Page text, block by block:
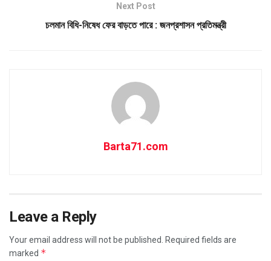
Next Post
চলমান বিধি-নিষেধ ফের বাড়তে পারে : জনপ্রশাসন প্রতিমন্ত্রী
Barta71.com
Leave a Reply
Your email address will not be published.
Required fields are
marked *